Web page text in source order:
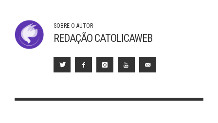
SOBRE O AUTOR
REDAÇÃO CATOLICAWEB